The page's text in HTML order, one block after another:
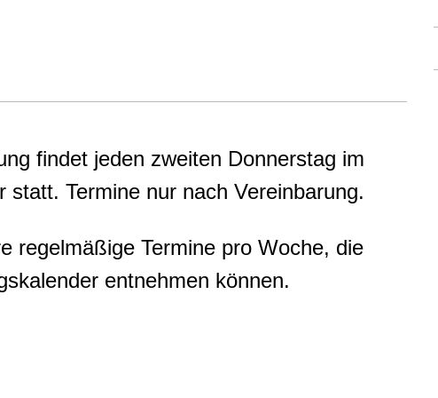
findet jeden zweiten Donnerstag im
Termine nur nach Vereinbarung.
regelmäßige Termine pro Woche, die
entnehmen können.